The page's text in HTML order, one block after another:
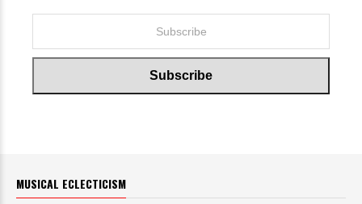
MUSICAL ECLECTICISM